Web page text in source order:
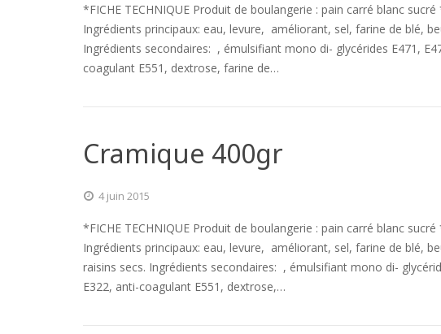
*FICHE TECHNIQUE Produit de boulangerie : pain carré blanc
Ingrédients principaux: eau, levure, améliorant, sel, farine de blé,
Ingrédients secondaires: , émulsifiant mono di- glycérides E471,
coagulant E551, dextrose, farine de…
Cramique 400gr
4 juin 2015
*FICHE TECHNIQUE Produit de boulangerie : pain carré blanc
Ingrédients principaux: eau, levure, améliorant, sel, farine de blé,
raisins secs. Ingrédients secondaires: , émulsifiant mono di-
E322, anti-coagulant E551, dextrose,…